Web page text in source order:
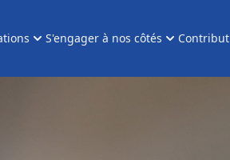
S'engager à nos côtés